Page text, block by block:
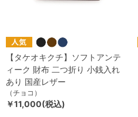
【タケオキクチ】ソフトアンテ
ィーク 財布 二つ折り 小銭入れ
あり 国産レザー
（チョコ）
￥11,000(税込)